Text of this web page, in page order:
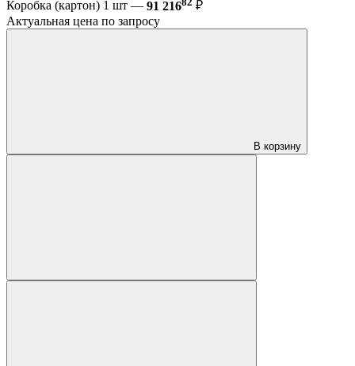
Коробка (картон) 1 шт — 91 216
₽
Актуальная цена по запросу
В корзину